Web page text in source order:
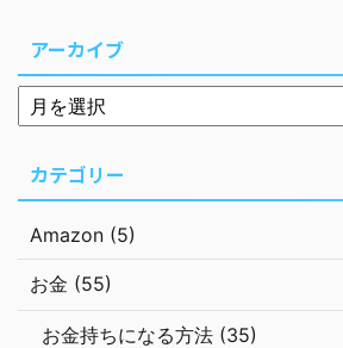
アーカイブ
カテゴリー
Amazon (5)
お金 (55)
お金持ちになる方法 (35)